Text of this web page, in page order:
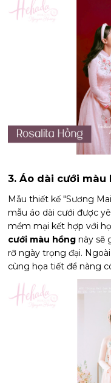
3. Áo dài cưới
Mẫu thiết kế "Sương
mẫu áo dài cưới được
mềm mại kết hợp với
cưới màu hồng này sẽ
rỡ ngày trọng đại.
cùng họa tiết để nàng